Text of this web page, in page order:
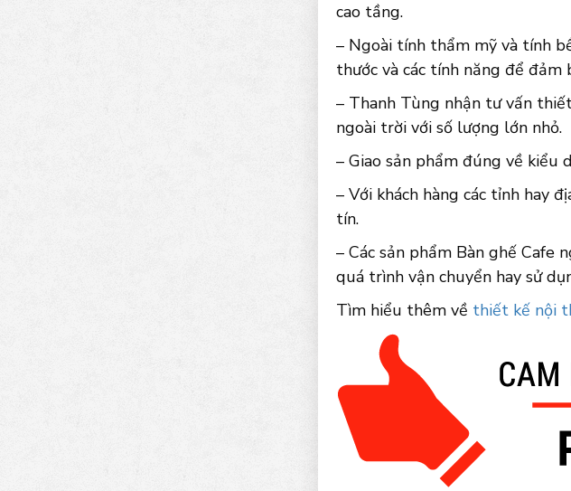
cao tầng.
– Ngoài tính thẩm mỹ và tính
thước và các tính năng để đảm
– Thanh Tùng nhận tư vấn
ngoài trời với số lượng lớn nhỏ.
– Giao sản phẩm đúng về kiểu
– Với khách hàng các tỉnh hay
tín.
– Các sản phẩm Bàn ghế Cafe
quá trình vận chuyển hay sử
Tìm hiểu thêm về thiết kế nội